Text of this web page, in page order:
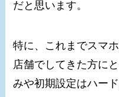
だと思います。
特に、これまでスマ
店舗でしてきた方に
みや初期設定はハー